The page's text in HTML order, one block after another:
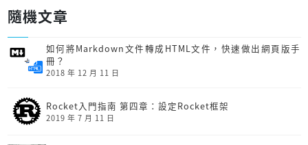
隨機文章
如何將Markdown文件轉成HTML文件，快速做出網頁版手
冊？
2018 年 12 月 11 日
Rocket入門指南 第四章：設定Rocket框架
2019 年 7 月 11 日